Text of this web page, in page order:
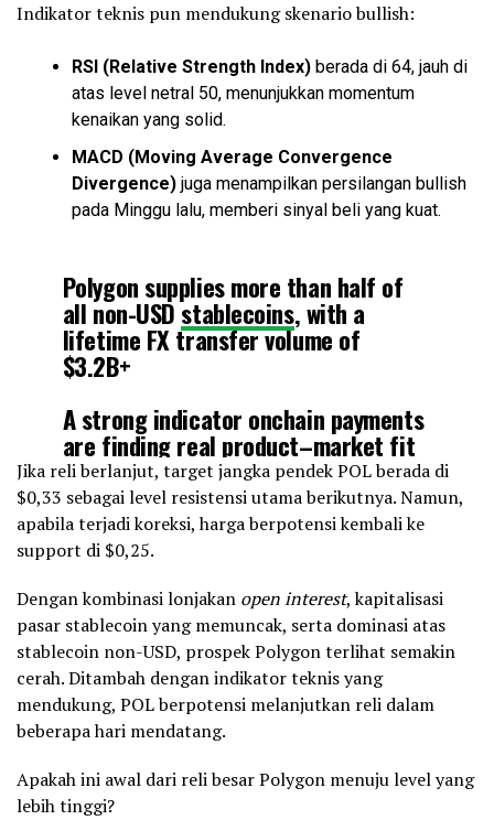
Indikator teknis pun mendukung skenario bullish:
RSI (Relative Strength Index) berada di 64, jauh di
atas level netral 50, menunjukkan momentum
kenaikan yang solid.
MACD (Moving Average Convergence
Divergence) juga menampilkan persilangan bullish
pada Minggu lalu, memberi sinyal beli yang kuat.
Polygon supplies more than half of
all non-USDstablecoins, with a
lifetime FX transfer volume of
$3.2B+
A strong indicator onchain payments
are finding real product–market fit
in developing economies, at global
scale.pic.twitter.com/ZKIkUSOKfA
— Polygon (@0xPolygon)
Jika reli berlanjut, target jangka pendek POL berada di
$0,33 sebagai level resistensi utama berikutnya. Namun,
apabila terjadi koreksi, harga berpotensi kembali ke
support di $0,25.
Dengan kombinasi lonjakan open interest, kapitalisasi
pasar stablecoin yang memuncak, serta dominasi atas
stablecoin non-USD, prospek Polygon terlihat semakin
cerah. Ditambah dengan indikator teknis yang
mendukung, POL berpotensi melanjutkan reli dalam
beberapa hari mendatang.
Apakah ini awal dari reli besar Polygon menuju level yang
lebih tinggi?